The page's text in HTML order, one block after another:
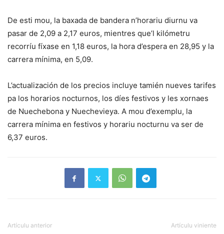
De esti mou, la baxada de bandera n’horariu diurnu va
pasar de 2,09 a 2,17 euros, mientres que’l kilómetru
recorríu fíxase en 1,18 euros, la hora d’espera en 28,95 y la
carrera mínima, en 5,09.
L’actualización de los precios incluye tamién nueves tarifes
pa los horarios nocturnos, los díes festivos y les xornaes
de Nuechebona y Nuechevieya. A mou d’exemplu, la
carrera mínima en festivos y horariu nocturnu va ser de
6,37 euros.
Artículu anterior Artículu viniente